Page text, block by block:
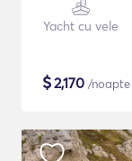
Yacht cu vele
$2,170 /noapte